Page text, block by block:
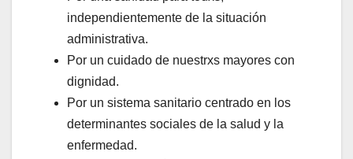
independientemente de la situación
administrativa.
Por un cuidado de nuestrxs mayores con
dignidad.
Por un sistema sanitario centrado en los
determinantes sociales de la salud y la
enfermedad.